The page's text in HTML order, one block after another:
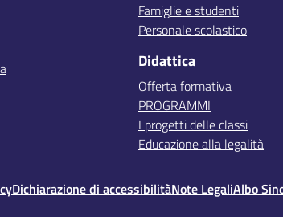
Famiglie e studenti
Personale scolastico
Didattica
Offerta formativa
PROGRAMMI
I progetti delle classi
Educazione alla legalità
Dichiarazione di accessibilitàNote LegaliAlbo